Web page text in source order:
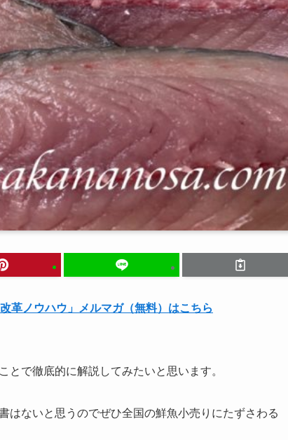
革ノウハウ」メルマガ（無料）はこちら
で徹底的に解説してみたいと思います。
はないと思うのでぜひ全国の鮮魚小売りにたずさわる